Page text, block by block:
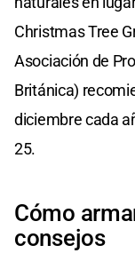
Christmas Tree
Asociación de
Británica)
diciembre cada
25.
Cómo
consejos